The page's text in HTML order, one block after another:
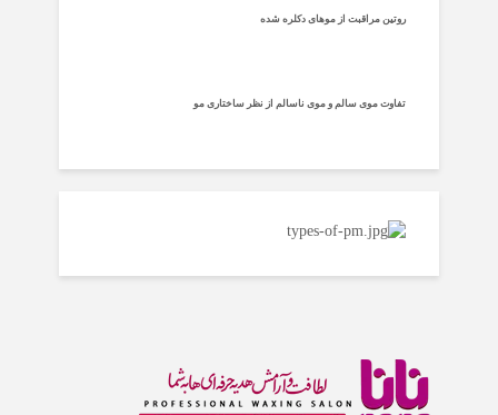
روتین مراقبت از موهای دکلره شده
تفاوت موی سالم و موی ناسالم از نظر ساختاری مو